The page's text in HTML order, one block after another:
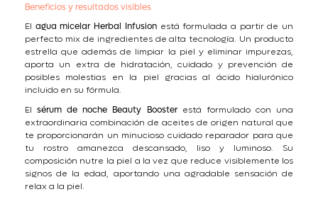
Beneficios y resultados visibles
El agua micelar Herbal Infusionestá formulada a partir de un
perfecto mix de ingredientes de alta tecnología. Un producto
estrella que además de limpiar la piel y eliminar impurezas,
aporta un extra de hidratación, cuidado y prevención de
posibles molestias en la piel gracias al ácido hialurónico
incluido en su fórmula.
Elsérum de noche Beauty Boosterestá formulado con una
extraordinaria combinación de aceites de origen natural que
te proporcionarán un minucioso cuidado reparador para que
tu rostro amanezca descansado, liso y luminoso. Su
composición nutre la piel a la vez que reduce visiblemente los
signos de la edad, aportando una agradable sensación de
relax a la piel.